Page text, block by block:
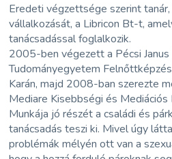
Eredeti végzettsége szerint
vállalkozását, a Libricon Bt-t,
tanácsadással foglalkozik.
2005-ben végezett a Pécsi Janus
Tudományegyetem
Karán, majd 2008-ban szerezte
Mediare Kisebbségi és
Munkája jó részét a családi és
tanácsadás teszi ki. Mivel úgy
problémák mélyén ott van a